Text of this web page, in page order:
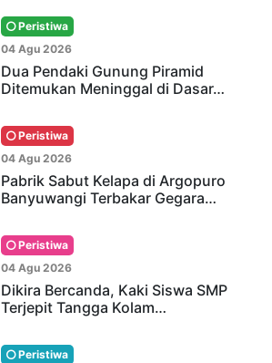
Peristiwa
04 Agu 2026
Dua Pendaki Gunung Piramid
Ditemukan Meninggal di Dasar…
Peristiwa
04 Agu 2026
Pabrik Sabut Kelapa di Argopuro
Banyuwangi Terbakar Gegara…
Peristiwa
04 Agu 2026
Dikira Bercanda, Kaki Siswa SMP
Terjepit Tangga Kolam…
Peristiwa